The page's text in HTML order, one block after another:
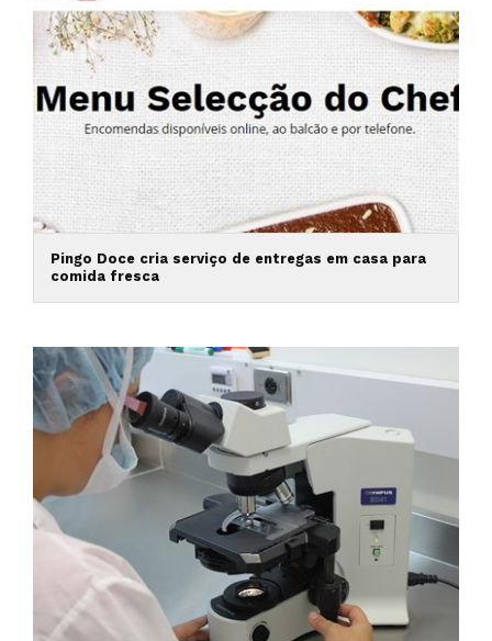
Pingo Doce cria serviço de entregas em casa para
comida fresca